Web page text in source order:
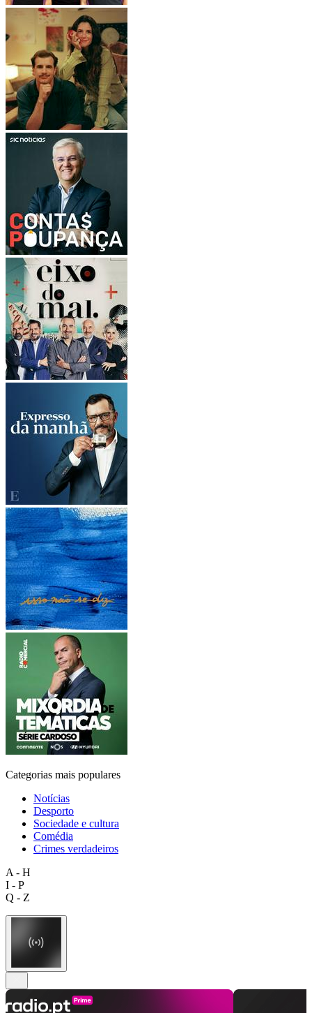
Categorias mais populares
Notícias
Desporto
Sociedade e cultura
Comédia
Crimes verdadeiros
A - H
I - P
Q - Z